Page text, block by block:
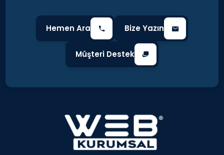
Hemen Ara Bize Yazın
Müşteri Destek